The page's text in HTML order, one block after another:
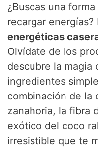
¿Buscas una
recargar energías?
energéticas
Olvídate de los
descubre la magia
ingredientes
combinación de la
zanahoria, la fibra
exótico del coco
irresistible que te